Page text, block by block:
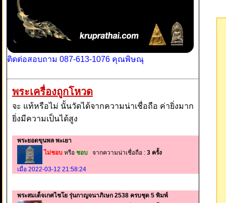
ติดต่อสอบถาม 087-613-1076 คุณพิษณุ
พระเครื่องถูกโหวด
จะ แท้หรือไม่ นั้นวัดได้จากความน่าเชื่อถือ ค่ายิ่งมาก
ยิ่งมีความเป็นได้สูง
พระยอดขุนพล พะเยา
ไม่ชอบ หรือ ชอบ จากความน่าเชื่อถือ : 3 ครั้ง
เมื่อ 2022-03-12 21:58:24
พระสมเด็จเกศไชโย รุ่นกาญจนาภิเษก 2538 ครบชุด 5 พิมพ์